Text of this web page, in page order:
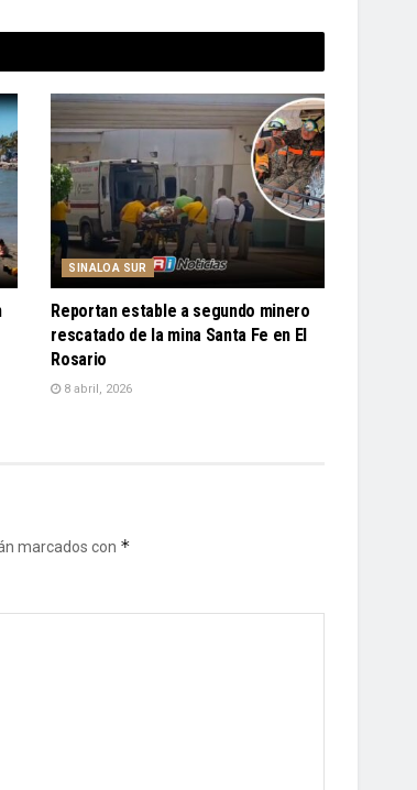
SINALOA SUR
Reportan estable a segundo minero
rescatado de la mina Santa Fe en El
Rosario
8 abril, 2026
marcados con *